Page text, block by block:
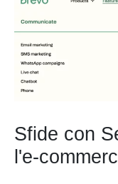
Sfide con
l'e-